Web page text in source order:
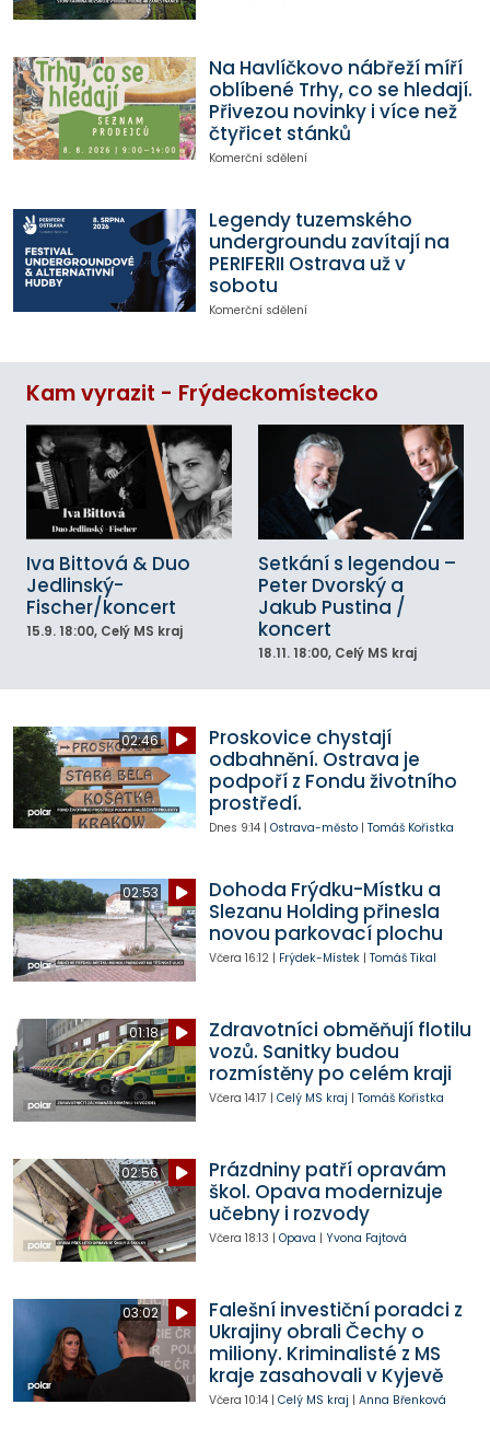
Na Havlíčkovo nábřeží míří
oblíbené Trhy, co se hledají.
Přivezou novinky i více než
čtyřicet stánků
Komerční sdělení
Legendy tuzemského
undergroundu zavítají na
PERIFERII Ostrava už v
sobotu
Komerční sdělení
Kam vyrazit - Frýdeckomístecko
Iva Bittová & Duo
Jedlinský-
Fischer/koncert
15.9. 18:00, Celý MS kraj
Setkání s legendou –
Peter Dvorský a
Jakub Pustina /
koncert
18.11. 18:00, Celý MS kraj
02:46
Proskovice chystají
odbahnění. Ostrava je
podpoří z Fondu životního
prostředí.
Dnes 9:14| Ostrava-město| Tomáš Kořistka
02:53
Dohoda Frýdku-Místku a
Slezanu Holding přinesla
novou parkovací plochu
Včera 16:12| Frýdek-Místek| Tomáš Tikal
01:18
Zdravotníci obměňují flotilu
vozů. Sanitky budou
rozmístěny po celém kraji
Včera 14:17 | Celý MS kraj | Tomáš Kořistka
02:56
Prázdniny patří opravám
škol. Opava modernizuje
učebny i rozvody
Včera 18:13 | Opava | Yvona Fajtová
03:02
Falešní investiční poradci z
Ukrajiny obrali Čechy o
miliony. Kriminalisté z MS
kraje zasahovali v Kyjevě
Včera 10:14| Celý MS kraj | Anna Břenková